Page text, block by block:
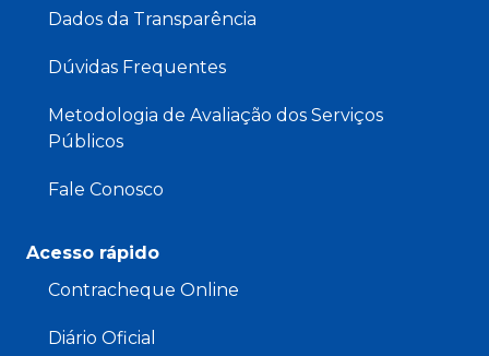
Dados da Transparência
Dúvidas Frequentes
Metodologia de Avaliação dos Serviços
Públicos
Fale Conosco
Acesso rápido
Contracheque Online
Diário Oficial